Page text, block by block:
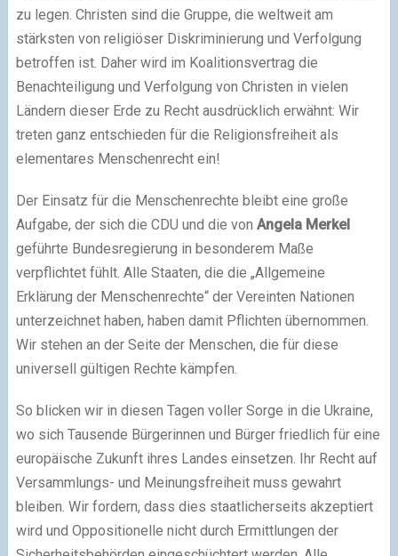
zu legen. Christen sind die Gruppe, die weltweit am
stärksten von religiöser Diskriminierung und Verfolgung
betroffen ist. Daher wird im Koalitionsvertrag die
Benachteiligung und Verfolgung von Christen in vielen
Ländern dieser Erde zu Recht ausdrücklich erwähnt: Wir
treten ganz entschieden für die Religionsfreiheit als
elementares Menschenrecht ein!
Der Einsatz für die Menschenrechte bleibt eine große
Aufgabe, der sich die CDU und die von Angela Merkel
geführte Bundesregierung in besonderem Maße
verpflichtet fühlt. Alle Staaten, die die „Allgemeine
Erklärung der Menschenrechte“ der Vereinten Nationen
unterzeichnet haben, haben damit Pflichten übernommen.
Wir stehen an der Seite der Menschen, die für diese
universell gültigen Rechte kämpfen.
So blicken wir in diesen Tagen voller Sorge in die Ukraine,
wo sich Tausende Bürgerinnen und Bürger friedlich für eine
europäische Zukunft ihres Landes einsetzen. Ihr Recht auf
Versammlungs- und Meinungsfreiheit muss gewahrt
bleiben. Wir fordern, dass dies staatlicherseits akzeptiert
wird und Oppositionelle nicht durch Ermittlungen der